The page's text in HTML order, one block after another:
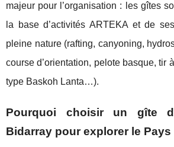
majeur pour l’organisation : les gîtes
la base d’activités ARTEKA et de
pleine nature (rafting, canyoning,
course d’orientation, pelote basque, tir
type Baskoh Lanta…).
Pourquoi choisir un gîte
Bidarray pour explorer le Pays